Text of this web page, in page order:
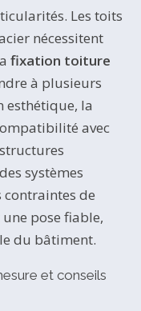
Les toits
nécessitent
fixation toiture
à plusieurs
esthétique, la
avec
systèmes
contraintes de
pose fiable,
du bâtiment.
et conseils